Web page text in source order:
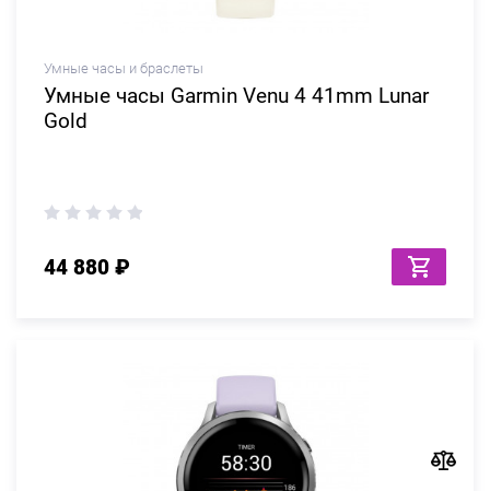
Умные часы и браслеты
Умные часы Garmin Venu 4 41mm Lunar
Gold
44 880 ₽